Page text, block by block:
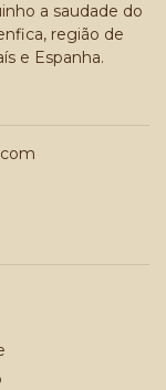
a saudade do
região de
e Espanha.